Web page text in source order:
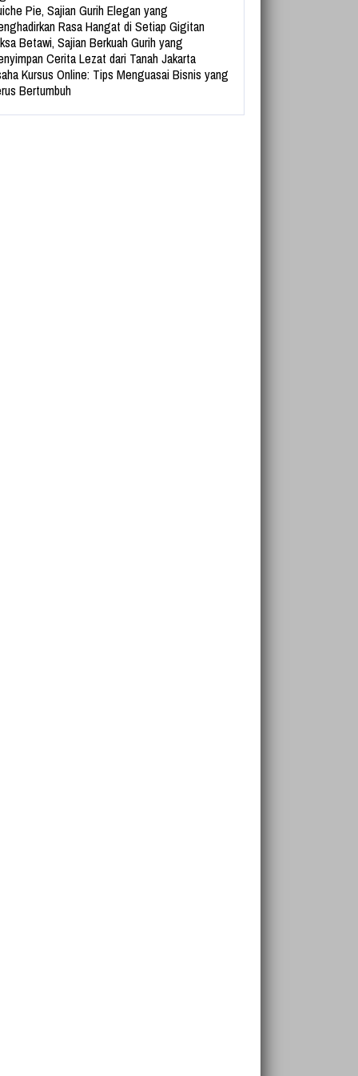
Pie, Sajian Gurih Elegan yang
Rasa Hangat di Setiap Gigitan
Betawi, Sajian Berkuah Gurih yang
Cerita Lezat dari Tanah Jakarta
Kursus Online: Tips Menguasai Bisnis yang
Bertumbuh